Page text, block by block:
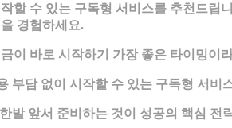
할 수 있는 구독형 서비스를 추천드립
경험하세요.
이 바로 시작하기 가장 좋은 타이밍이
부담 없이 시작할 수 있는 구독형 서비
발 앞서 준비하는 것이 성공의 핵심 전